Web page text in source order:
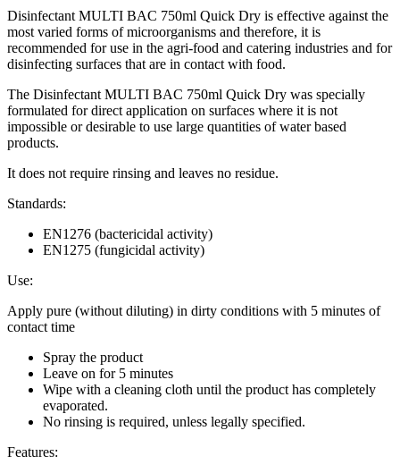
Disinfectant MULTI BAC 750ml Quick Dry is effective against the
most varied forms of microorganisms and therefore, it is
recommended for use in the agri-food and catering industries and for
disinfecting surfaces that are in contact with food.
The Disinfectant MULTI BAC 750ml Quick Dry was specially
formulated for direct application on surfaces where it is not
impossible or desirable to use large quantities of water based
products.
It does not require rinsing and leaves no residue.
Standards:
EN1276 (bactericidal activity)
EN1275 (fungicidal activity)
Use:
Apply pure (without diluting) in dirty conditions with 5 minutes of
contact time
Spray the product
Leave on for 5 minutes
Wipe with a cleaning cloth until the product has completely
evaporated.
No rinsing is required, unless legally specified.
Features: